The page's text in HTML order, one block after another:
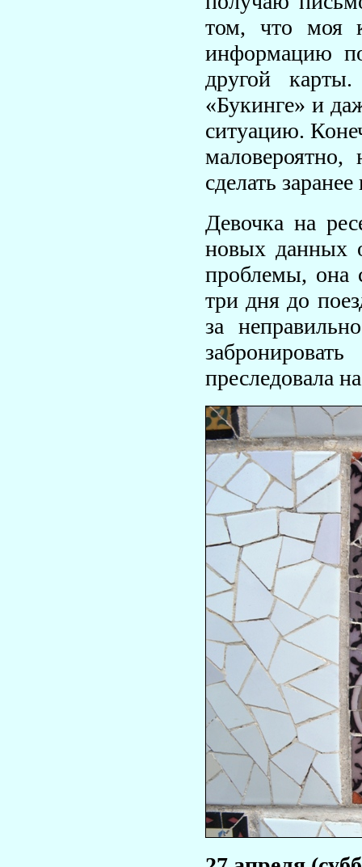
том, что моя
информацию
другой
«Букинге» и
ситуацию.
сделать
Девочка на
новых данных
проблемы, она
три дня до
за
преследовала